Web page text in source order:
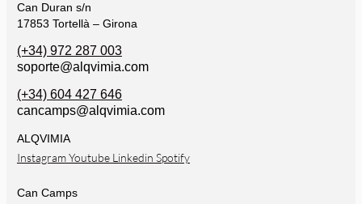
Can Duran s/n
17853 Tortellà – Girona
(+34) 972 287 003
soporte@alqvimia.com
(+34) 604 427 646
cancamps@alqvimia.com
ALQVIMIA
InstagramYoutube Linkedin Spotify
Can Camps